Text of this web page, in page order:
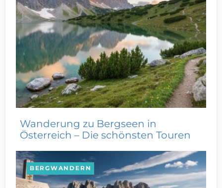
Wanderung zu Bergseen in
Österreich – Die schönsten Touren
BERGWANDERN